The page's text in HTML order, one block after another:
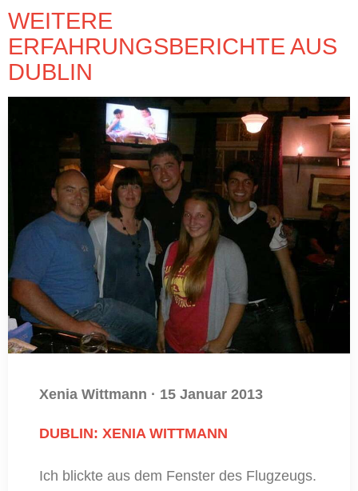
WEITERE
ERFAHRUNGSBERICHTE AUS
DUBLIN
Xenia Wittmann · 15 Januar 2013
DUBLIN: XENIA WITTMANN
Ich blickte aus dem Fenster des Flugzeugs.